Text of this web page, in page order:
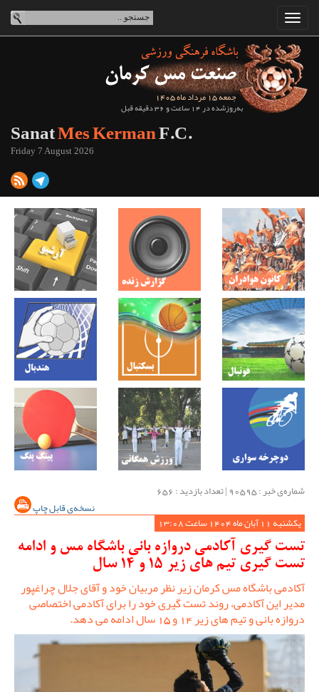
جمعه 15 مرداد ماه 1405
به‌روزشده در 14 ساعت و 36 دقیقه قبل
SanatMes KermanF.C.
Friday 7 August 2026
شماره‌ی خبر : ‌90595 | تعداد بازدید : 656
نسخه‌ی قابل چاپ
یکشنبه 11 آبان ماه 1404 ساعت 13:08
تست گیری آکادمی دروازه بانی باشگاه مس و ادامه
تست گیری تیم های زیر 15 و 14 سال
آکادمی باشگاه مس کرمان زیر نظر مربیان خود و آقای جلال چراغپور
مدیر این آکادمی، روند تست گیری خود را برای آکادمی اختصاصی
دروازه بانی و تیم های زیر 14 و 15 سال ادامه می دهد.